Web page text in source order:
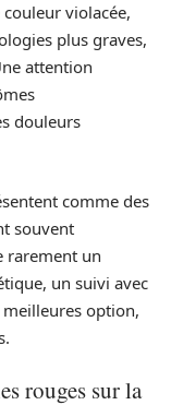
violacée,
plus graves,
attention
douleurs
comme des
souvent
rarement un
un suivi avec
option,
rouges sur la